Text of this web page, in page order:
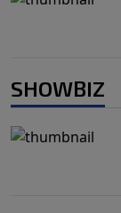
SHOWBIZ